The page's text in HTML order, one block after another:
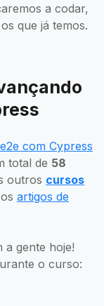
a codar,
que já temos.
com Cypress
total de 58
outros cursos
artigos de
a gente hoje!
o curso: